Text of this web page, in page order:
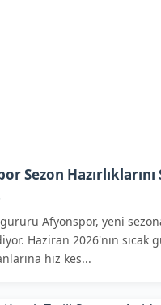
Sezon
Afyonspor, yeni
Haziran 2026'nın sıcak
hız kes...